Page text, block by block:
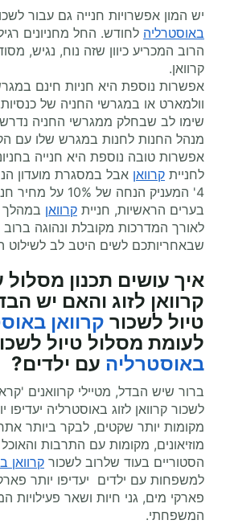
יש המון אפשרויות חנייה גם עבור
באוסטרליה לחודש. החל מחניונים
הרוב המכריע כיוון שזה נוח, נגיש,
קרוואן.
אפשרות נוספת היא חניות חינם
וולמארט או במגרשי החניה של
שימו לב שבחלק ממגרשי החניה
מנהל החנות לחנות במגרש שלו עם
אפשרות טובה נוספת היא חנייה
לחניית קרוואן
4' המעניק הנחה של 10% על מחיר חניית
בערים הראשיות, חניית קרוואן במהלך
לאורך המדרכות מקובלת ונהוגה ברוב
שבאחריותכם לשים היטב לב לשילוט
איך עושים תכנון
קרוואן לזוג והאם יש
טיול לשכור קרוואן
לעומת מסלול טיול
באוסטרליה עם ילדים?
ברור שיש הבדל, מטיילי קרוואנים
לשכור קרוואן לזוג באוסטרליה יעדיפו
מקומות יותר שקטים, לבקר ביותר
מוזיאונים, מקומות עם התרבות
הסטוריים בעוד שלרוב לשכור קרוואן
למשפחות עם ילדים יעדיפו יותר
פארקי מים, גני חיות ושאר פעילויות
המשפחתי.